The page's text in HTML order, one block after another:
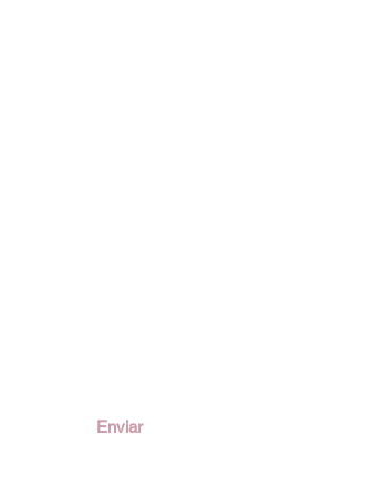
Enviar